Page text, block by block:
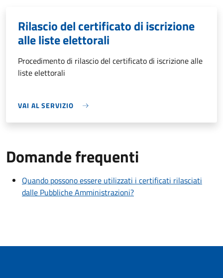
Rilascio del certificato di iscrizione
alle liste elettorali
Procedimento di rilascio del certificato di iscrizione alle
liste elettorali
VAI AL SERVIZIO
Domande frequenti
Quando possono essere utilizzati i certificati rilasciati
dalle Pubbliche Amministrazioni?